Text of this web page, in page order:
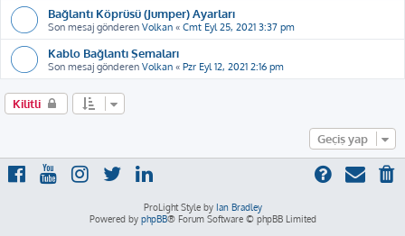
Bağlantı Köprüsü (Jumper) Ayarları
Son mesaj gönderen Volkan « Cmt Eyl 25, 2021 3:37 pm
Kablo Bağlantı Şemaları
Son mesaj gönderen Volkan « Pzr Eyl 12, 2021 2:16 pm
Kilitli
Geçiş yap
ProLight Style by Ian Bradley
Powered by phpBB® Forum Software © phpBB Limited